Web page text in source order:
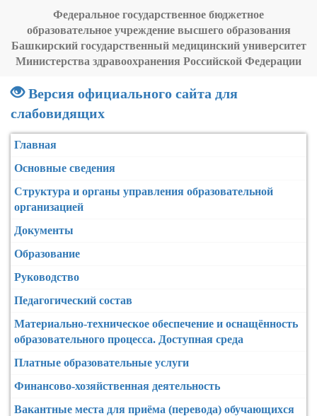
Федеральное государственное бюджетное
образовательное учреждение высшего образования
Башкирский государственный медицинский университет
Министерства здравоохранения Российской Федерации
Версия официального сайта для
слабовидящих
Главная
Основные сведения
Структура и органы управления образовательной
организацией
Документы
Образование
Руководство
Педагогический состав
Материально-техническое обеспечение и оснащённость
образовательного процесса. Доступная среда
Платные образовательные услуги
Финансово-хозяйственная деятельность
Вакантные места для приёма (перевода) обучающихся